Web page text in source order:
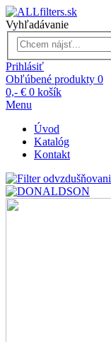
Vyhľadávanie
Prihlásiť
Obľúbené produkty 0
0,- € 0 košík
Menu
Úvod
Katalóg
Kontakt